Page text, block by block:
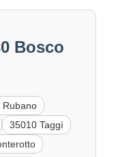
Bosco
Rubano
35010 Taggì